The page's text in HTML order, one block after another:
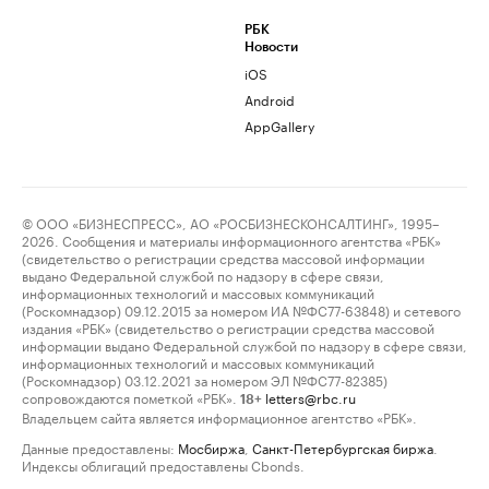
РБК
Новости
iOS
Android
AppGallery
© ООО «БИЗНЕСПРЕСС», АО «РОСБИЗНЕСКОНСАЛТИНГ», 1995–
2026. Сообщения и материалы информационного агентства «РБК»
(свидетельство о регистрации средства массовой информации
выдано Федеральной службой по надзору в сфере связи,
информационных технологий и массовых коммуникаций
(Роскомнадзор) 09.12.2015 за номером ИА №ФС77-63848) и сетевого
издания «РБК» (свидетельство о регистрации средства массовой
информации выдано Федеральной службой по надзору в сфере связи,
информационных технологий и массовых коммуникаций
(Роскомнадзор) 03.12.2021 за номером ЭЛ №ФС77-82385)
сопровождаются пометкой «РБК».
18+ letters@rbc.ru
Владельцем сайта является информационное агентство «РБК».
Данные предоставлены: Мосбиржа Санкт-Петербургская биржа
Индексы облигаций предоставлены Cbonds.